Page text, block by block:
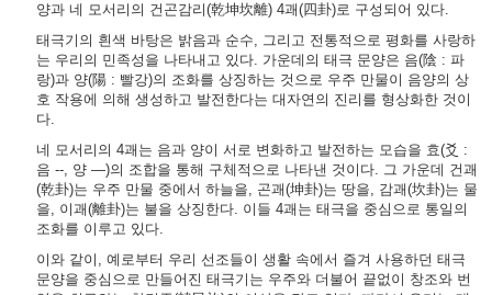
양과 네 모서리의 건곤감리(乾坤坎離) 4괘(四卦)로 구성되어 있다.
태극기의 흰색 바탕은 밝음과 순수, 그리고 전통적으로 평화를 사랑하
는 우리의 민족성을 나타내고 있다. 가운데의 태극 문양은 음(陰 : 파
랑)과 양(陽 : 빨강)의 조화를 상징하는 것으로 우주 만물이 음양의 상
호 작용에 의해 생성하고 발전한다는 대자연의 진리를 형상화한 것이
다.
네 모서리의 4괘는 음과 양이 서로 변화하고 발전하는 모습을 효(爻 :
음 --, 양 ―)의 조합을 통해 구체적으로 나타낸 것이다. 그 가운데 건괘
(乾卦)는 우주 만물 중에서 하늘을, 곤괘(坤卦)는 땅을, 감괘(坎卦)는 물
을, 이괘(離卦)는 불을 상징한다. 이들 4괘는 태극을 중심으로 통일의
조화를 이루고 있다.
이와 같이, 예로부터 우리 선조들이 생활 속에서 즐겨 사용하던 태극
문양을 중심으로 만들어진 태극기는 우주와 더불어 끝없이 창조와 번